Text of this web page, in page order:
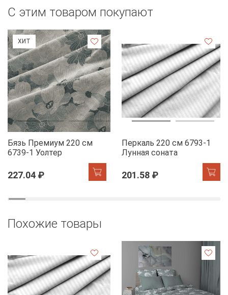
С этим товаром покупают
ХИТ
Бязь Премиум 220 см
6739-1 Уолтер
227.04 ₽
Перкаль 220 см 6793-1
Лунная соната
201.58 ₽
Похожие товары